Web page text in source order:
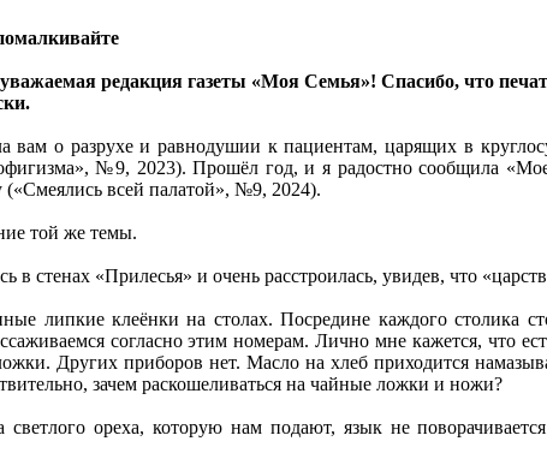
уважаемая редакция газеты «Моя Семья»! Спасибо, что
вам о разрухе и равнодушии к пациентам, царящих в
№9, 2023). Прошёл год, и я радостно сообщила
всей палатой», №9, 2024).
той же темы.
в стенах «Прилесья» и очень расстроилась, увидев, что
липкие клеёнки на столах. Посредине каждого столика
согласно этим номерам. Лично мне кажется, что
Других приборов нет. Масло на хлеб приходится
зачем раскошеливаться на чайные ложки и ножи?
светлого ореха, которую нам подают, язык не